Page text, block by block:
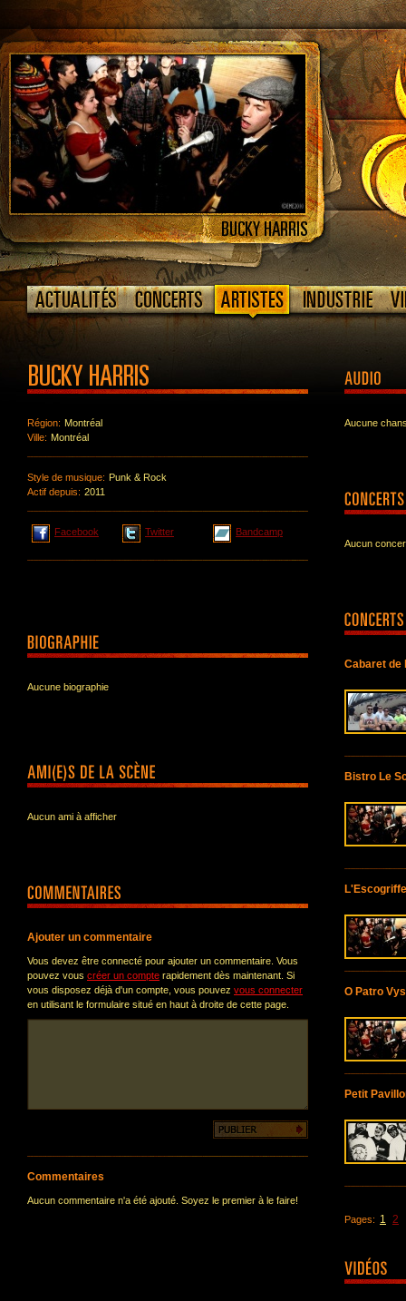
Région: Montréal
Ville: Montréal
Style de musique: Punk & Rock
Actif depuis: 2011
Facebook Twitter Bandcamp
Aucune biographie
Aucun ami à afficher
Ajouter un commentaire
Vous devez être connecté pour ajouter un commentaire. Vous
pouvez vous créer un compte rapidement dès maintenant. Si
vous disposez déjà d'un compte, vous pouvez vous connecter
en utilisant le formulaire situé en haut à droite de cette page.
Commentaires
Aucun commentaire n'a été ajouté. Soyez le premier à le faire!
Aucune
Aucun
Cabaret de
Bistro Le
O Patro
Petit
Pages: 1 2